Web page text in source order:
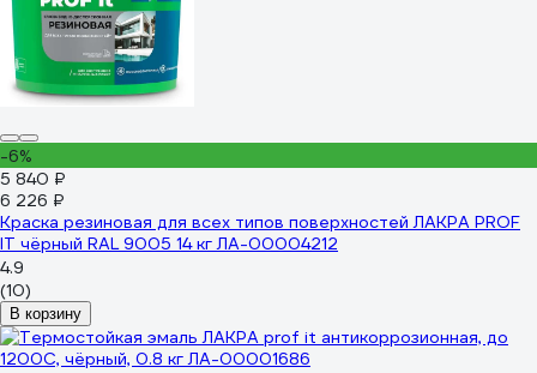
-6%
5 840 ₽
6 226 ₽
Краска резиновая для всех типов поверхностей ЛАКРА PROF
IT чёрный RAL 9005 14 кг ЛА-00004212
4.9
(10)
В корзину